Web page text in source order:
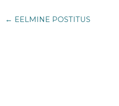
← EELMINE POSTITUS